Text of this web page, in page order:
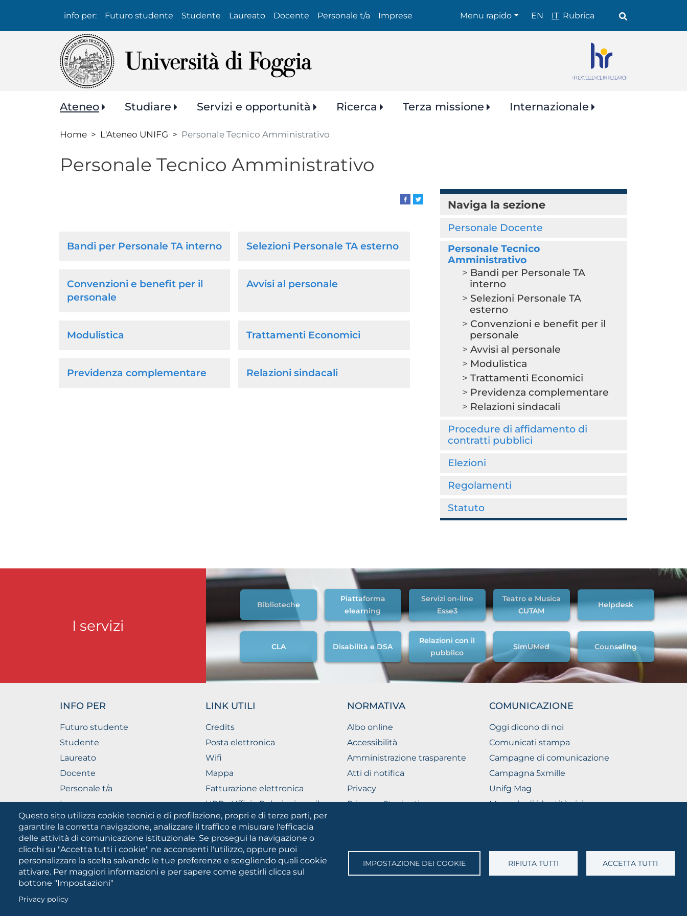
Info
per:
info per: Futuro studente Studente Laureato Docente Personale t/a Imprese Shortcuts
Menu rapido EN IT Rubrica
Navigazione
Ateneo Studiare Servizi e opportunità Ricerca Terza missione Internazionale
Home L'Ateneo UNIFG Personale Tecnico Amministrativo
Personale Tecnico Amministrativo
Navigazione
principale
Bandi per Personale TA interno Selezioni Personale TA esterno
Convenzioni e benefit per il
personale
Avvisi al personale
Modulistica Trattamenti Economici
Previdenza complementare Relazioni sindacali
Naviga la sezione
Personale Docente
Personale Tecnico
Amministrativo
Bandi per Personale TA
interno
Selezioni Personale TA
esterno
Convenzioni e benefit per il
personale
Avvisi al personale
Modulistica
Trattamenti Economici
Previdenza complementare
Relazioni sindacali
Procedure di affidamento di
contratti pubblici
Elezioni
Regolamenti
Statuto
Questo sito utilizza cookie tecnici e di profilazione, propri e di terze parti, per
garantire la corretta navigazione, analizzare il traffico e misurare l'efficacia
delle attività di comunicazione istituzionale. Se prosegui la navigazione o
clicchi su "Accetta tutti i cookie" ne acconsenti l'utilizzo, oppure puoi
personalizzare la scelta salvando le tue preferenze e scegliendo quali cookie
attivare. Per maggiori informazioni e per sapere come gestirli clicca sul
bottone "Impostazioni"
Privacy policy
IMPOSTAZIONE DEI COOKIE RIFIUTA TUTTI ACCETTA TUTTI
I servizi
Biblioteche
Piattaforma
elearning
Servizi on-line
Esse3
Teatro e Musica
CUTAM
Helpdesk
CLA Disabilità e DSA
Relazioni con il
pubblico
SimUMed Counseling
INFO PER
Futuro studente
Studente
Laureato
Docente
Personale t/a
Imprese
LINK UTILI
Credits
Posta elettronica
Wifi
Mappa
Fatturazione elettronica
URP - Ufficio Relazioni con il
Pubblico
NORMATIVA
Albo online
Accessibilità
Amministrazione trasparente
Atti di notifica
Privacy
Privacy - Studenti
settings
COMUNICAZIONE
Oggi dicono di noi
Comunicati stampa
Campagne di comunicazione
Campagna 5xmille
Unifg Mag
Manuale di identità visiva
MEDIA